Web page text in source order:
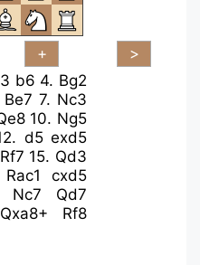
b6 4. Bg2
Be7 7. Nc3
10. Ng5
d5 exd5
Rf7 15. Qd3
Rac1
cxd5
Nc7
Qd7
Qxa8+
Rf8